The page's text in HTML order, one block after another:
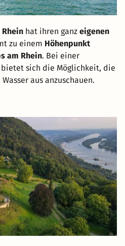
Rhein hat ihren ganz eigenen
zu einem Höhenpunkt
am Rhein. Bei einer
bietet sich die Möglichkeit, die
aus anzuschauen.